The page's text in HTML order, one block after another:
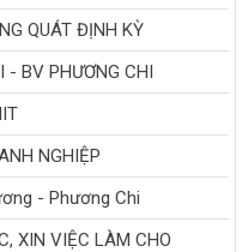
QUÁT ĐỊNH KỲ
- BV PHƯƠNG CHI
NGHIỆP
- Phương Chi
XIN VIỆC LÀM CHO